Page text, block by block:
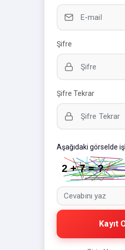
Şifre
Şifre Tekrar
Aşağıdaki görselde
Kayıt